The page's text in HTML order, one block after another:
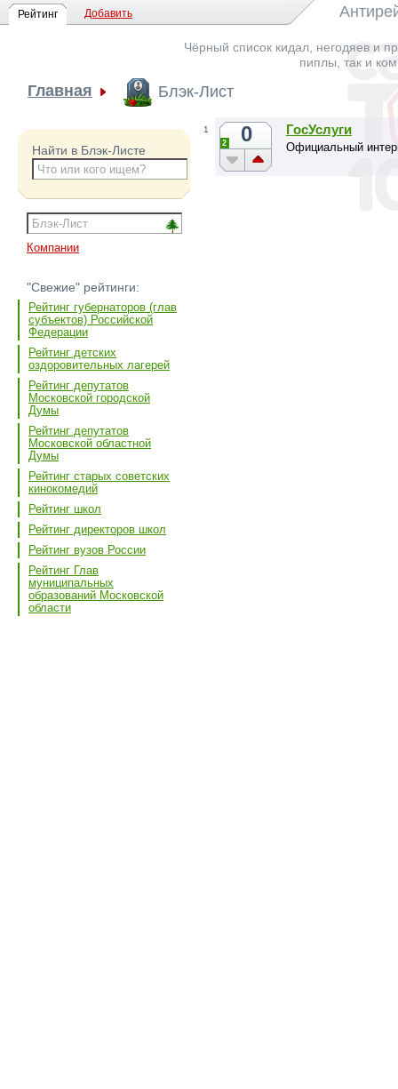
Рейтинг Добавить
Чёрный список кидал, негодяев и
пиплы, так и
Главная Блэк-Лист
Найти в Блэк-Листе
Компании
"Свежие" рейтинги:
Рейтинг губернаторов (глав
субъектов) Российской
Федерации
Рейтинг детских
оздоровительных лагерей
Рейтинг депутатов
Московской городской
Думы
Рейтинг депутатов
Московской областной
Думы
Рейтинг старых советских
кинокомедий
Рейтинг школ
Рейтинг директоров школ
Рейтинг вузов России
Рейтинг Глав
муниципальных
образований Московской
области
1 0
2
ГосУслуги
Официальный